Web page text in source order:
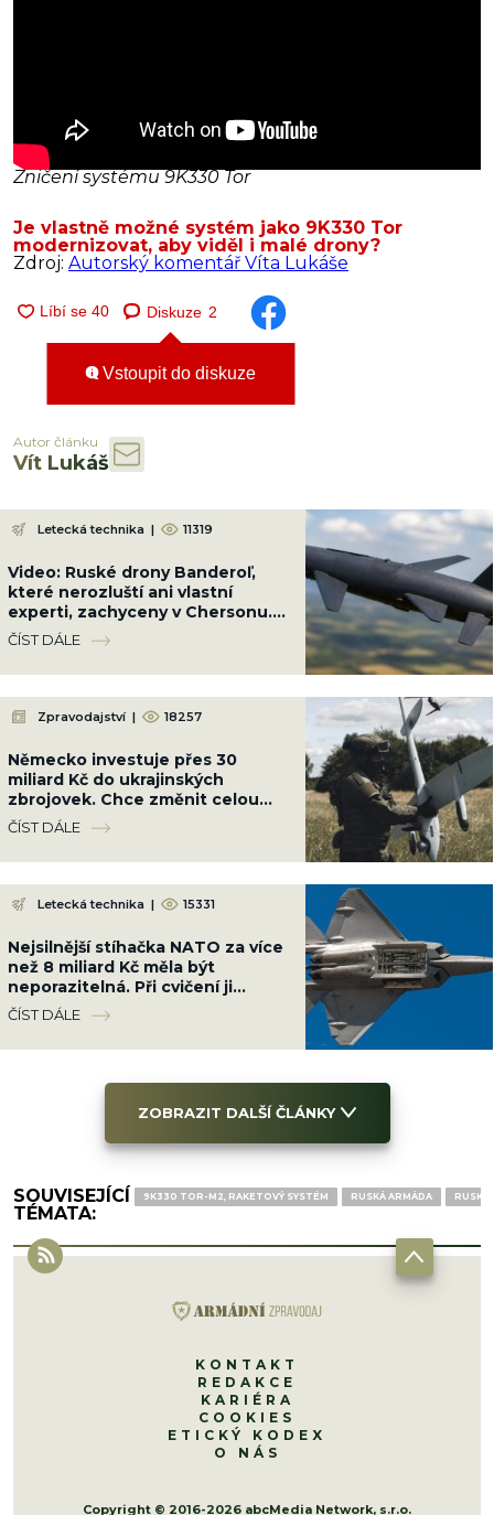
Zničení systému 9K330 Tor
Je vlastně možné systém jako 9K330 Tor
modernizovat, aby viděl i malé drony?
Zdroj: Autorský komentář Víta Lukáše
Diskuze 2
Vstoupit do diskuze
Autor článku
Vít Lukáš
Letecká technika | 11319
Video: Ruské drony Banderoľ,
které nerozluští ani vlastní
experti, zachyceny v Chersonu.
Ukrajinci se proti ni neumí bránit
ČÍST DÁLE
Zpravodajství | 18257
Německo investuje přes 30
miliard Kč do ukrajinských
zbrojovek. Chce změnit celou
válku a srazit Rusko na kolena
ČÍST DÁLE
Letecká technika | 15331
Nejsilnější stíhačka NATO za více
než 8 miliard Kč měla být
neporazitelná. Při cvičení ji
sestřelil obyčejný malý letoun
ČÍST DÁLE
ZOBRAZIT DALŠÍ ČLÁNKY
SOUVISEJÍCÍ
TÉMATA:
9K330 TOR-M2, RAKETOVÝ SYSTÉM RUSKÁ ARMÁDA RUSKO
KONTAKT
REDAKCE
KARIÉRA
COOKIES
ETICKÝ KODEX
O NÁS
Copyright © 2016-2026 abcMedia Network, s.r.o.